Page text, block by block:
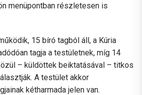
menüpontban részletesen is
15 bíró tagból áll, a Kúria
tagja a testületnek, míg 14
– küldöttek beiktatásával – titkos
A testület akkor
kétharmada jelen van.